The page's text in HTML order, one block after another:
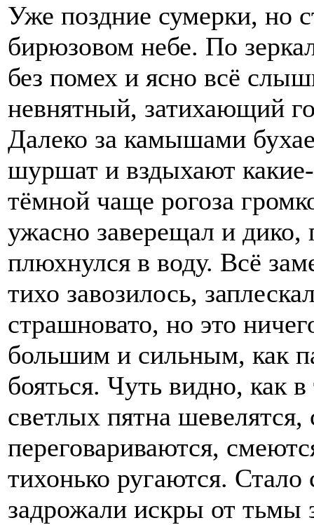
Уже поздние сумерки, но
бирюзовом небе. По
без помех и ясно всё
невнятный, затихающий
Далеко за камышами
шуршат и вздыхают
тёмной чаще рогоза
ужасно заверещал и
плюхнулся в воду. Всё
тихо завозилось,
страшновато, но это
большим и сильным, как
бояться. Чуть видно, как
светлых пятна
переговариваются,
тихонько ругаются.
задрожали искры от тьмы